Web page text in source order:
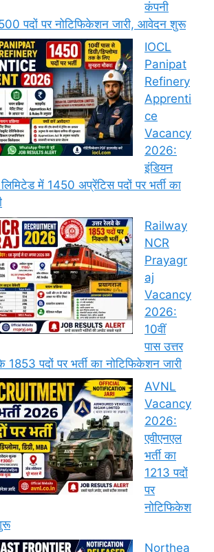
कंपनी
500 पदों पर नोटिफिकेशन जारी, आवेदन शुरू
IOCL
Panipat
Refinery
Apprenti
ce
Vacancy
2026:
इंडियन
में 1450 अप्रेंटिस पदों पर भर्ती का
Railway
NCR
Prayagr
aj
Vacancy
2026:
10वीं
पास उत्तर
पदों पर भर्ती का नोटिफिकेशन जारी
AVNL
Vacancy
2026:
एवीएनएल
भर्ती का
1213 पदों
पर
नोटिफिकेश
Northea